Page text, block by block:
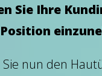
Sie Ihre
nun den